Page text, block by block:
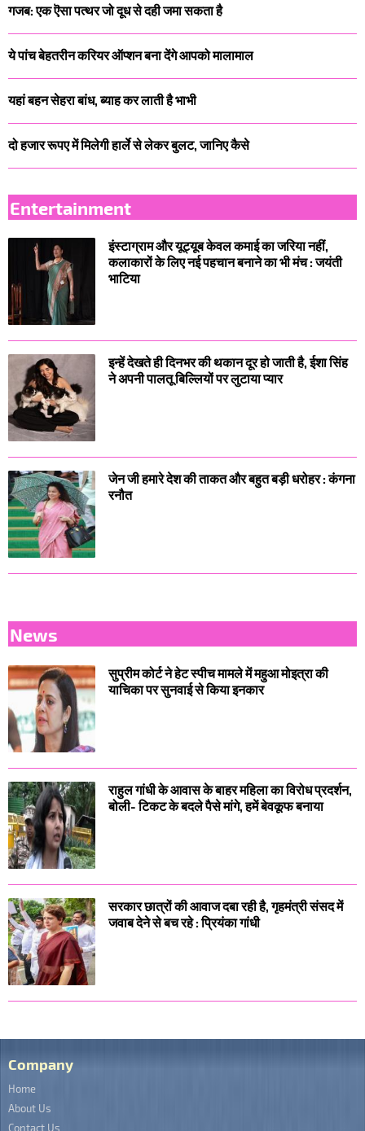
गजब: एक ऎसा पत्थर जो दूध से दही जमा सकता है
ये पांच बेहतरीन करियर ऑप्शन बना देंगे आपको मालामाल
यहां बहन सेहरा बांध, ब्याह कर लाती है भाभी
दो हजार रूपए में मिलेगी हार्ले से लेकर बुलट, जानिए कैसे
Entertainment
इंस्टाग्राम और यूट्यूब केवल कमाई का जरिया नहीं,
कलाकारों के लिए नई पहचान बनाने का भी मंच : जयंती
भाटिया
इन्हें देखते ही दिनभर की थकान दूर हो जाती है, ईशा सिंह
ने अपनी पालतू बिल्लियों पर लुटाया प्यार
जेन जी हमारे देश की ताकत और बहुत बड़ी धरोहर : कंगना
रनौत
News
सुप्रीम कोर्ट ने हेट स्पीच मामले में महुआ मोइत्रा की
याचिका पर सुनवाई से किया इनकार
राहुल गांधी के आवास के बाहर महिला का विरोध प्रदर्शन,
बोली- टिकट के बदले पैसे मांगे, हमें बेवकूफ बनाया
सरकार छात्रों की आवाज दबा रही है, गृहमंत्री संसद में
जवाब देने से बच रहे : प्रियंका गांधी
Company
Home
About Us
Contact Us